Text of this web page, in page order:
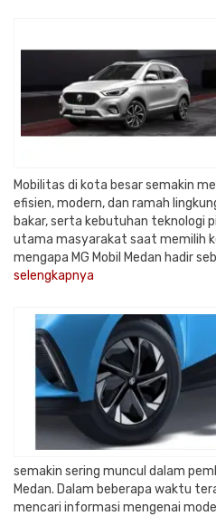
Mobilitas di kota besar semakin
efisien, modern, dan ramah
bakar, serta kebutuhan teknologi
utama masyarakat saat memilih
mengapa MG Mobil Medan hadir
selengkapnya
semakin sering muncul dalam
Medan. Dalam beberapa waktu
mencari informasi mengenai